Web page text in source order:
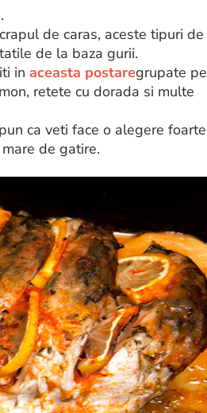
de caras, aceste tipuri de
de la baza gurii.
in aceasta postaregrupate pe
retete cu dorada si multe
ca veti face o alegere foarte
de gatire.